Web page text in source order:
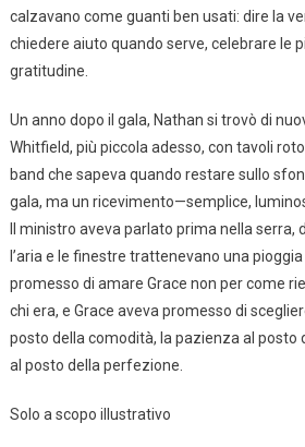
calzavano come guanti ben usati: dire la
chiedere aiuto quando serve, celebrare le
gratitudine.
Un anno dopo il gala, Nathan si trovò di
Whitfield, più piccola adesso, con tavoli
band che sapeva quando restare sullo
gala, ma un ricevimento—semplice,
Il ministro aveva parlato prima nella
l’aria e le finestre trattenevano una
promesso di amare Grace non per come
chi era, e Grace aveva promesso di
posto della comodità, la pazienza al posto
al posto della perfezione.
Solo a scopo illustrativo